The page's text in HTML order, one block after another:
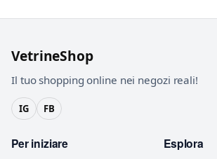
VetrineShop
Il tuo shopping online nei negozi reali!
IG FB
Per iniziare Esplora